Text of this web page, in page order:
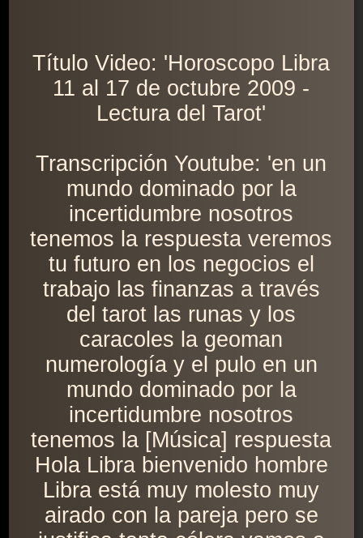
Título Video: 'Horoscopo Libra
11 al 17 de octubre 2009 -
Lectura del Tarot'
Transcripción Youtube: 'en un
mundo dominado por la
incertidumbre nosotros
tenemos la respuesta veremos
tu futuro en los negocios el
trabajo las finanzas a través
del tarot las runas y los
caracoles la geoman
numerología y el pulo en un
mundo dominado por la
incertidumbre nosotros
tenemos la [Música] respuesta
Hola Libra bienvenido hombre
Libra está muy molesto muy
airado con la pareja pero se